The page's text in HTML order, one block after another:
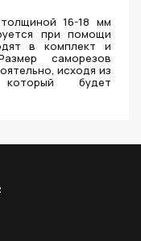
16-18 мм
при помощи
в комплект и
саморезов
исходя из
будет